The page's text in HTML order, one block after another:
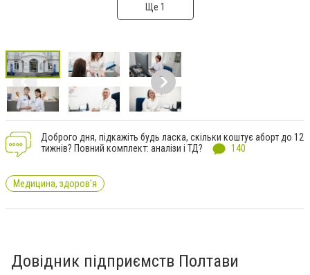
Ще 1
Доброго дня, підкажіть будь ласка, скільки коштує аборт до 12
тижнів? Повний комплект: аналізи і ТД?
140
Медицина, здоров'я
Довідник підприємств Полтави